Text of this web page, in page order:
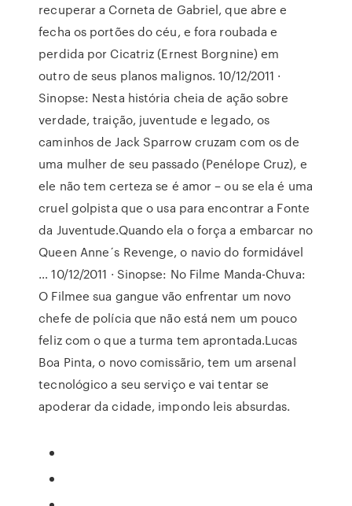
recuperar a Corneta de Gabriel, que abre e
fecha os portões do céu, e fora roubada e
perdida por Cicatriz (Ernest Borgnine) em
outro de seus planos malignos. 10/12/2011 ·
Sinopse: Nesta história cheia de ação sobre
verdade, traição, juventude e legado, os
caminhos de Jack Sparrow cruzam com os de
uma mulher de seu passado (Penélope Cruz), e
ele não tem certeza se é amor – ou se ela é uma
cruel golpista que o usa para encontrar a Fonte
da Juventude.Quando ela o força a embarcar no
Queen Anne´s Revenge, o navio do formidável
… 10/12/2011 · Sinopse: No Filme Manda-Chuva:
O Filmee sua gangue vão enfrentar um novo
chefe de polícia que não está nem um pouco
feliz com o que a turma tem aprontada.Lucas
Boa Pinta, o novo comissãrio, tem um arsenal
tecnológico a seu serviço e vai tentar se
apoderar da cidade, impondo leis absurdas.